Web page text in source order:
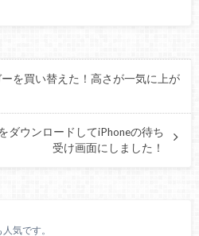
を買い替えた！高さが一気に上が
ダウンロードしてiPhoneの待ち
受け画面にしました！
気です。